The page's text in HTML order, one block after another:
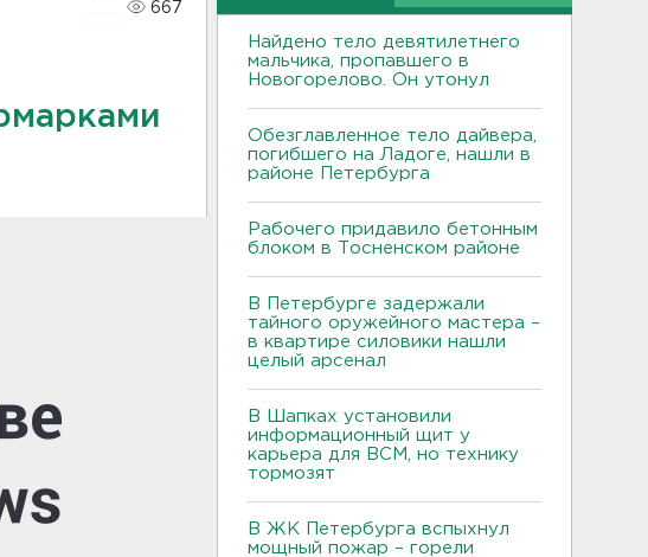
667
Найдено тело девятилетнего
мальчика, пропавшего в
Новогорелово. Он утонул
Обезглавленное тело дайвера,
погибшего на Ладоге, нашли в
районе Петербурга
Рабочего придавило бетонным
блоком в Тосненском районе
В Петербурге задержали
тайного оружейного мастера –
в квартире силовики нашли
целый арсенал
В Шапках установили
информационный щит у
карьера для ВСМ, но технику
тормозят
В ЖК Петербурга вспыхнул
мощный пожар – горели